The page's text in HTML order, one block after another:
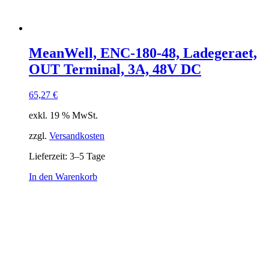
MeanWell, ENC-180-48, Ladegeraet,
OUT Terminal, 3A, 48V DC
65,27 €
exkl. 19 % MwSt.
zzgl. Versandkosten
Lieferzeit: 3–5 Tage
In den Warenkorb